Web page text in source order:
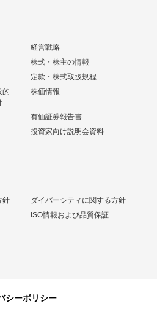
経営戦略
株式・株主の情報
定款・株式取扱規程
的
株価情報
有価証券報告書
投資家向け説明会資料
針
ダイバーシティに関する方針
ISO情報および品質保証
シーポリシー